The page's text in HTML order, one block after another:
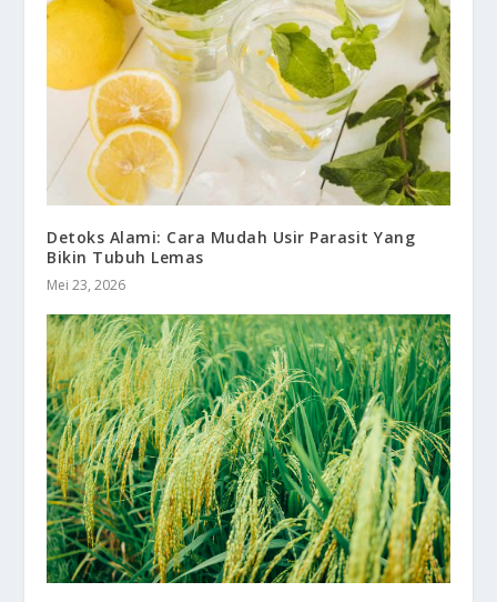
Detoks Alami: Cara Mudah Usir Parasit Yang
Bikin Tubuh Lemas
Mei 23, 2026